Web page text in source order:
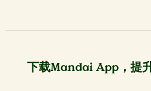
下载Mandai App，提